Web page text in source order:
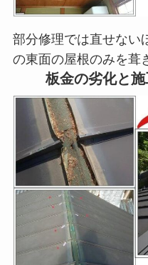
部分修理では直せない
の東面の屋根のみを葺
板金の劣化と